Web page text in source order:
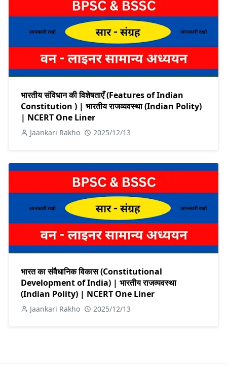
भारतीय संविधान की विशेषताएँ (Features of Indian
Constitution ) | भारतीय राजव्यवस्था (Indian Polity)
| NCERT One Liner
Jaankari Rakho 2025/12/13
भारत का संवैधानिक विकास (Constitutional
Development of India) | भारतीय राजव्यवस्था
(Indian Polity) | NCERT One Liner
Jaankari Rakho 2025/12/13